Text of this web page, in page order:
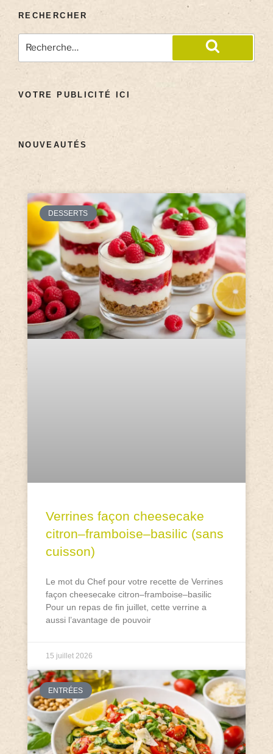
RECHERCHER
VOTRE PUBLICITÉ ICI
NOUVEAUTÉS
DESSERTS
Verrines façon cheesecake
citron–framboise–basilic (sans
cuisson)
Le mot du Chef pour votre recette de Verrines
façon cheesecake citron–framboise–basilic
Pour un repas de fin juillet, cette verrine a
aussi l’avantage de pouvoir
15 juillet 2026
ENTRÉES